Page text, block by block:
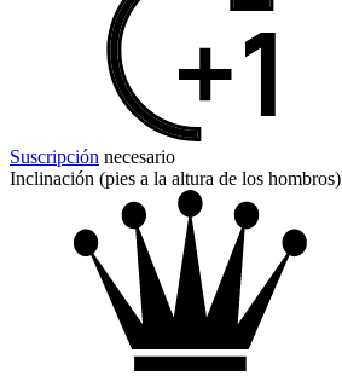
Suscripción necesario
Inclinación (pies a la altura de los hombros)